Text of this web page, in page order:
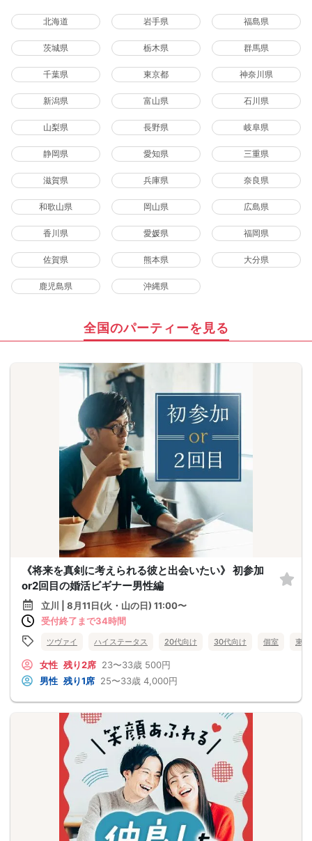
北海道 岩手県 福島県
茨城県 栃木県 群馬県
千葉県 東京都 神奈川県
新潟県 富山県 石川県
山梨県 長野県 岐阜県
静岡県 愛知県 三重県
滋賀県 兵庫県 奈良県
和歌山県 岡山県 広島県
香川県 愛媛県 福岡県
佐賀県 熊本県 大分県
鹿児島県 沖縄県
全国のパーティーを見る
《将来を真剣に考えられる彼と出会いたい》 初参加
or2回目の婚活ビギナー男性編
立川 | 8月11日(火・山の日) 11:00〜
受付終了まで34時間
ツヴァイ ハイステータス 20代向け 30代向け 個室 東
女性 残り2席 23〜33歳 500円
男性 残り1席 25〜33歳 4,000円